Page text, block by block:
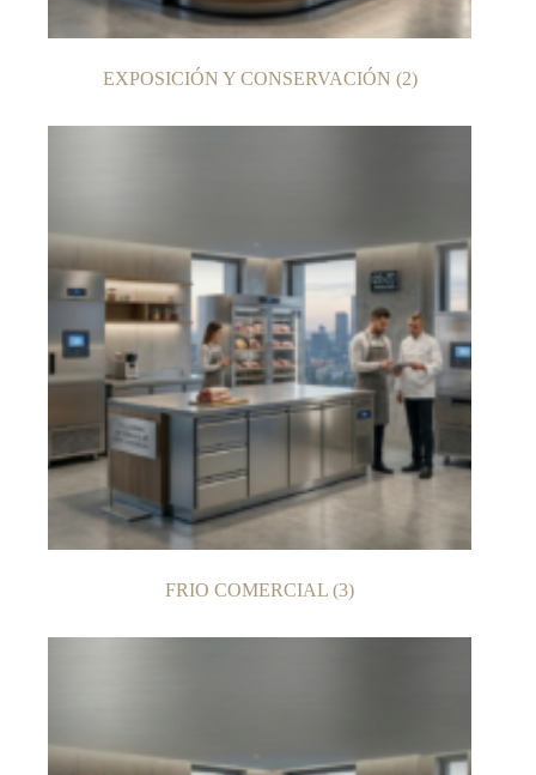
EXPOSICIÓN Y CONSERVACIÓN (2)
FRIO COMERCIAL(3)